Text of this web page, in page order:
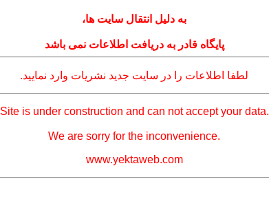
به دلیل انتقال سایت ها،
پایگاه قادر به دریافت اطلاعات نمی باشد
لطفا اطلاعات را در سایت جدید نشریات وارد نمایید.
Site is under construction and can not accept your data.
We are sorry for the inconvenience.
www.yektaweb.com